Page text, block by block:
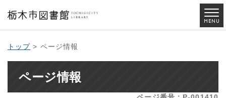
トップ > ページ情報
ページ情報